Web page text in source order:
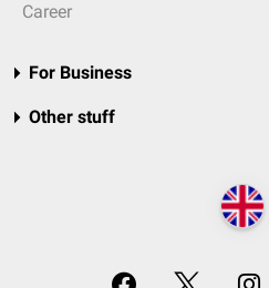
Career
For Business
Other stuff